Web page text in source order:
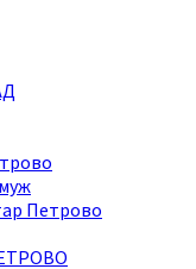
Петрово